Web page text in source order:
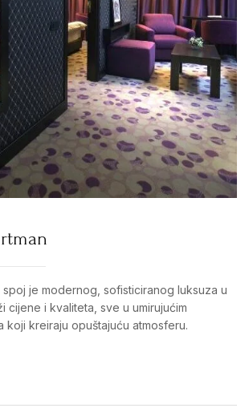
spoj je modernog, sofisticiranog luksuza u
cijene i kvaliteta, sve u umirujućim
koji kreiraju opuštajuću atmosferu.